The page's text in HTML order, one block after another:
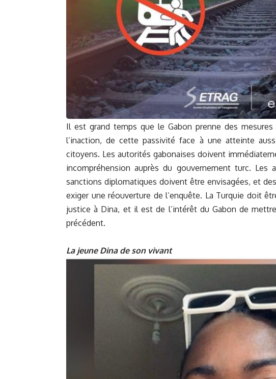
Il est grand temps que le Gabon prenne des
l’inaction, de cette passivité face à une atteinte
citoyens. Les autorités gabonaises doivent
incompréhension auprès du gouvernement turc. Les
sanctions diplomatiques doivent être envisagées, et
exiger une réouverture de l’enquête. La Turquie doit
justice à Dina, et il est de l’intérêt du Gabon de
précédent.
La jeune Dina de son vivant